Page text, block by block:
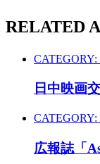
RELATED
CATEGORY:
日中映画
CATEGORY:
広報誌「